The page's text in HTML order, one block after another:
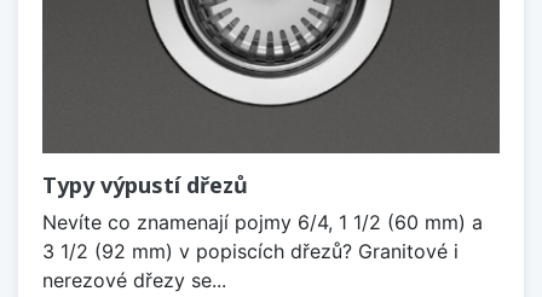
Typy výpustí dřezů
Nevíte co znamenají pojmy 6/4, 1 1/2 (60 mm) a
3 1/2 (92 mm) v popiscích dřezů? Granitové i
nerezové dřezy se...